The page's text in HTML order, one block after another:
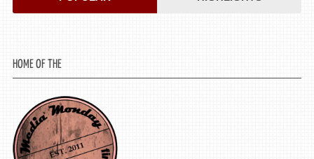
HOME OF THE